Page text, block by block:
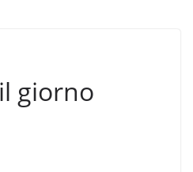
giorno